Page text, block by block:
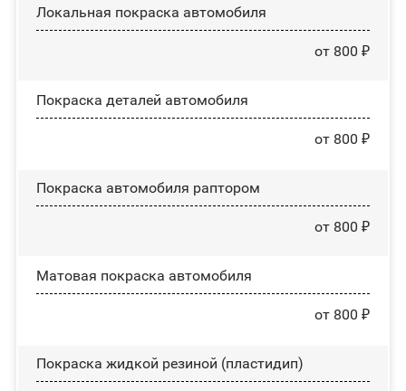
Локальная покраска автомобиля
от 800 ₽
Покраска деталей автомобиля
от 800 ₽
Покраска автомобиля раптором
от 800 ₽
Матовая покраска автомобиля
от 800 ₽
Покраска жидкой резиной (пластидип)